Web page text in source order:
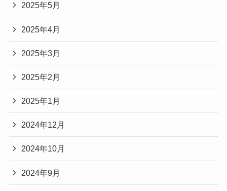
2025年5月
2025年4月
2025年3月
2025年2月
2025年1月
2024年12月
2024年10月
2024年9月